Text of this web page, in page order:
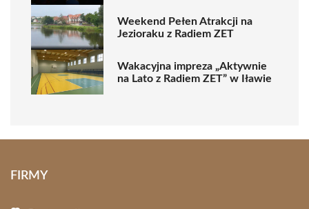
Weekend Pełen Atrakcji na
Jezioraku z Radiem ZET
Wakacyjna impreza „Aktywnie
na Lato z Radiem ZET” w Iławie
FIRMY